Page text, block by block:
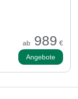
ab 989 €
Angebote